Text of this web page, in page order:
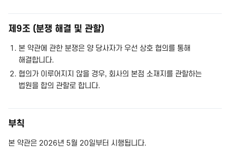
제9조 (분쟁 해결 및 관할)
본 약관에 관한 분쟁은 양 당사자가 우선 상호 협의를 통해
해결합니다.
협의가 이루어지지 않을 경우, 회사의 본점 소재지를 관할하는
법원을 합의 관할로 합니다.
부칙
본 약관은 2026년 5월 20일부터 시행됩니다.